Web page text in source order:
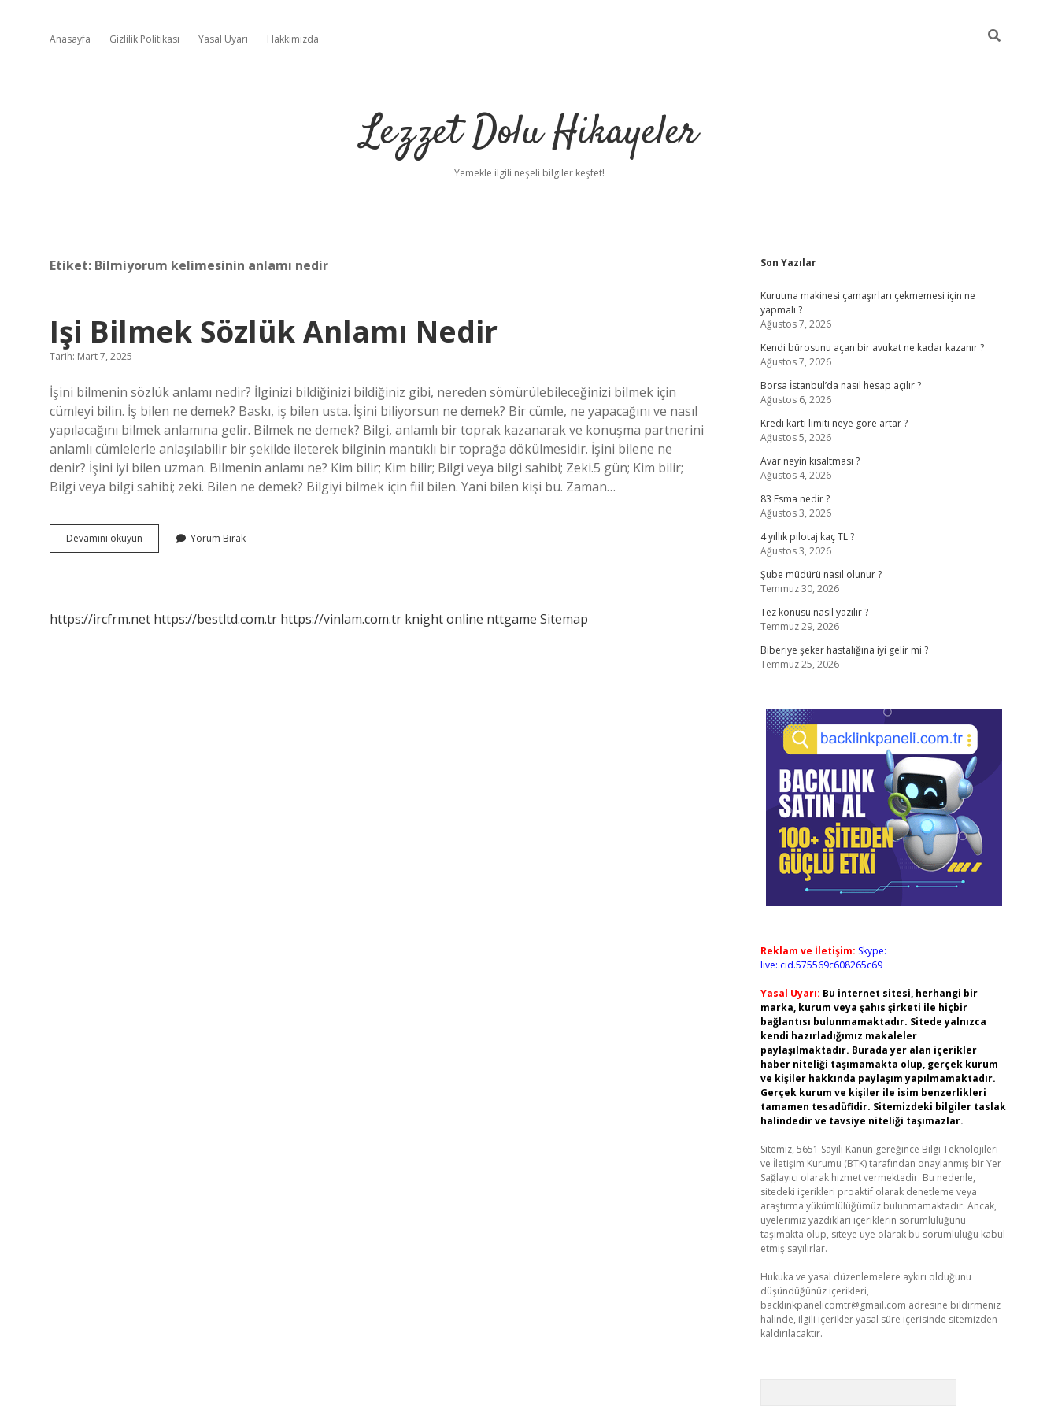
Anasayfa Gizlilik Politikası Yasal Uyarı Hakkımızda
Lezzet Dolu Hikayeler
Yemekle ilgili neşeli bilgiler keşfet!
Etiket: Bilmiyorum kelimesinin anlamı nedir
Işi Bilmek Sözlük Anlamı Nedir
Tarih: Mart 7, 2025
İşini bilmenin sözlük anlamı nedir? İlginizi bildiğinizi bildiğiniz gibi, nereden sömürülebileceğinizi bilmek için
cümleyi bilin. İş bilen ne demek? Baskı, iş bilen usta. İşini biliyorsun ne demek? Bir cümle, ne yapacağını ve nasıl
yapılacağını bilmek anlamına gelir. Bilmek ne demek? Bilgi, anlamlı bir toprak kazanarak ve konuşma partnerini
anlamlı cümlelerle anlaşılabilir bir şekilde ileterek bilginin mantıklı bir toprağa dökülmesidir. İşini bilene ne
denir? İşini iyi bilen uzman. Bilmenin anlamı ne? Kim bilir; Kim bilir; Bilgi veya bilgi sahibi; Zeki.5 gün; Kim bilir;
Bilgi veya bilgi sahibi; zeki. Bilen ne demek? Bilgiyi bilmek için fiil bilen. Yani bilen kişi bu. Zaman…
Devamını okuyun
Bilmek
Yorum Bırak
https://ircfrm.net https://bestltd.com.tr https://vinlam.com.tr knight online nttgame Sitemap
Sidebar
Son Yazılar
Kurutma makinesi çamaşırları çekmemesi için ne
yapmalı ?
Ağustos 7, 2026
Kendi bürosunu açan bir avukat ne kadar kazanır ?
Ağustos 7, 2026
Borsa İstanbul’da nasıl hesap açılır ?
Ağustos 6, 2026
Kredi kartı limiti neye göre artar ?
Ağustos 5, 2026
Avar neyin kısaltması ?
Ağustos 4, 2026
83 Esma nedir ?
Ağustos 3, 2026
4 yıllık pilotaj kaç TL ?
Ağustos 3, 2026
Şube müdürü nasıl olunur ?
Temmuz 30, 2026
Tez konusu nasıl yazılır ?
Temmuz 29, 2026
Biberiye şeker hastalığına iyi gelir mi ?
Temmuz 25, 2026
Reklam ve İletişim: Skype:
live:.cid.575569c608265c69
Yasal Uyarı: Bu internet sitesi, herhangi bir
marka, kurum veya şahıs şirketi ile hiçbir
bağlantısı bulunmamaktadır. Sitede yalnızca
kendi hazırladığımız makaleler
paylaşılmaktadır. Burada yer alan içerikler
haber niteliği taşımamakta olup, gerçek kurum
ve kişiler hakkında paylaşım yapılmamaktadır.
Gerçek kurum ve kişiler ile isim benzerlikleri
tamamen tesadüfidir. Sitemizdeki bilgiler taslak
halindedir ve tavsiye niteliği taşımazlar.
Sitemiz, 5651 Sayılı Kanun gereğince Bilgi Teknolojileri
ve İletişim Kurumu (BTK) tarafından onaylanmış bir Yer
Sağlayıcı olarak hizmet vermektedir. Bu nedenle,
sitedeki içerikleri proaktif olarak denetleme veya
araştırma yükümlülüğümüz bulunmamaktadır. Ancak,
üyelerimiz yazdıkları içeriklerin sorumluluğunu
taşımakta olup, siteye üye olarak bu sorumluluğu kabul
etmiş sayılırlar.
Hukuka ve yasal düzenlemelere aykırı olduğunu
düşündüğünüz içerikleri,
backlinkpanelicomtr@gmail.com adresine bildirmeniz
halinde, ilgili içerikler yasal süre içerisinde sitemizden
kaldırılacaktır.